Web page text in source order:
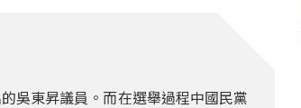
吳東昇議員。而在選舉過程中國民黨